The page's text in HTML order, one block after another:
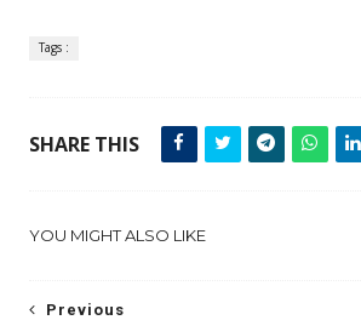
Tags :
SHARE THIS
YOU MIGHT ALSO LIKE
Previous